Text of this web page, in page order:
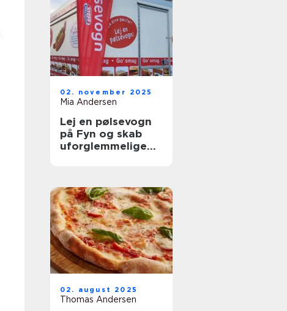
02. november 2025
Mia Andersen
Lej en pølsevogn
på Fyn og skab
uforglemmelige
02. august 2025
Thomas Andersen